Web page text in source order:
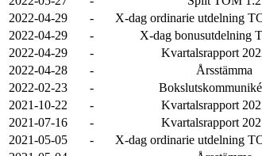
2022-04-29
-
X-dag ordinarie utdelning
2022-04-29
-
X-dag bonusutdelning
2022-04-29
-
Kvartalsrapport
2022-04-28
-
Årsstämma
2022-02-23
-
2021-10-22
-
Kvartalsrapport
2021-07-16
-
Kvartalsrapport
2021-05-05
-
X-dag ordinarie utdelning